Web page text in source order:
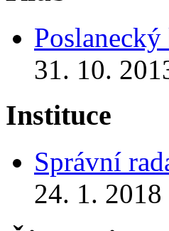
31. 10.
Instituce
Správní
24. 1. 2018